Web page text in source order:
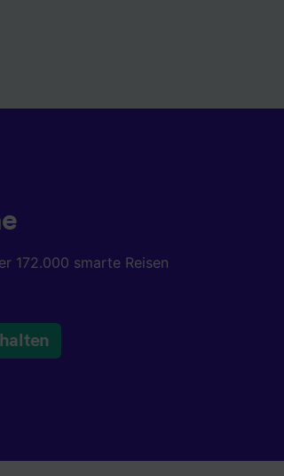
172.000 smarte Reisen